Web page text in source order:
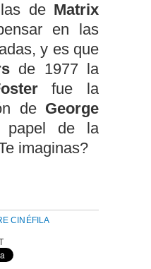
de Matrix
en las
y es que
de 1977 la
fue la
de George
de la
imaginas?
CINÉFILA